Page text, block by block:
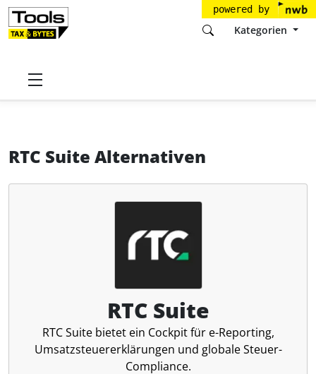
powered by
Kategorien
Startseite
RTC Suite Alternativen
RTC Suite
RTC Suite bietet ein Cockpit für e-Reporting,
Umsatzsteuererklärungen und globale Steuer-
Compliance.